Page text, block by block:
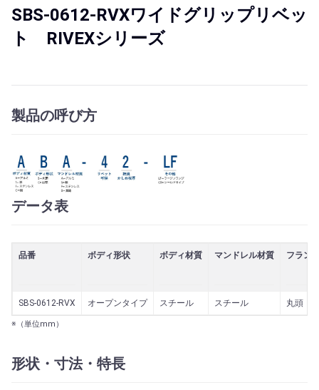
SBS-0612-RVXワイドグリップリベッ
ト RIVEXシリーズ
製品の呼び方
データ表
品番 ボディ形状 ボディ材質 マンドレル材質 フラン
SBS-0612-RVX オープンタイプ スチール スチール 丸頭
※（単位mm）
形状・寸法・特長